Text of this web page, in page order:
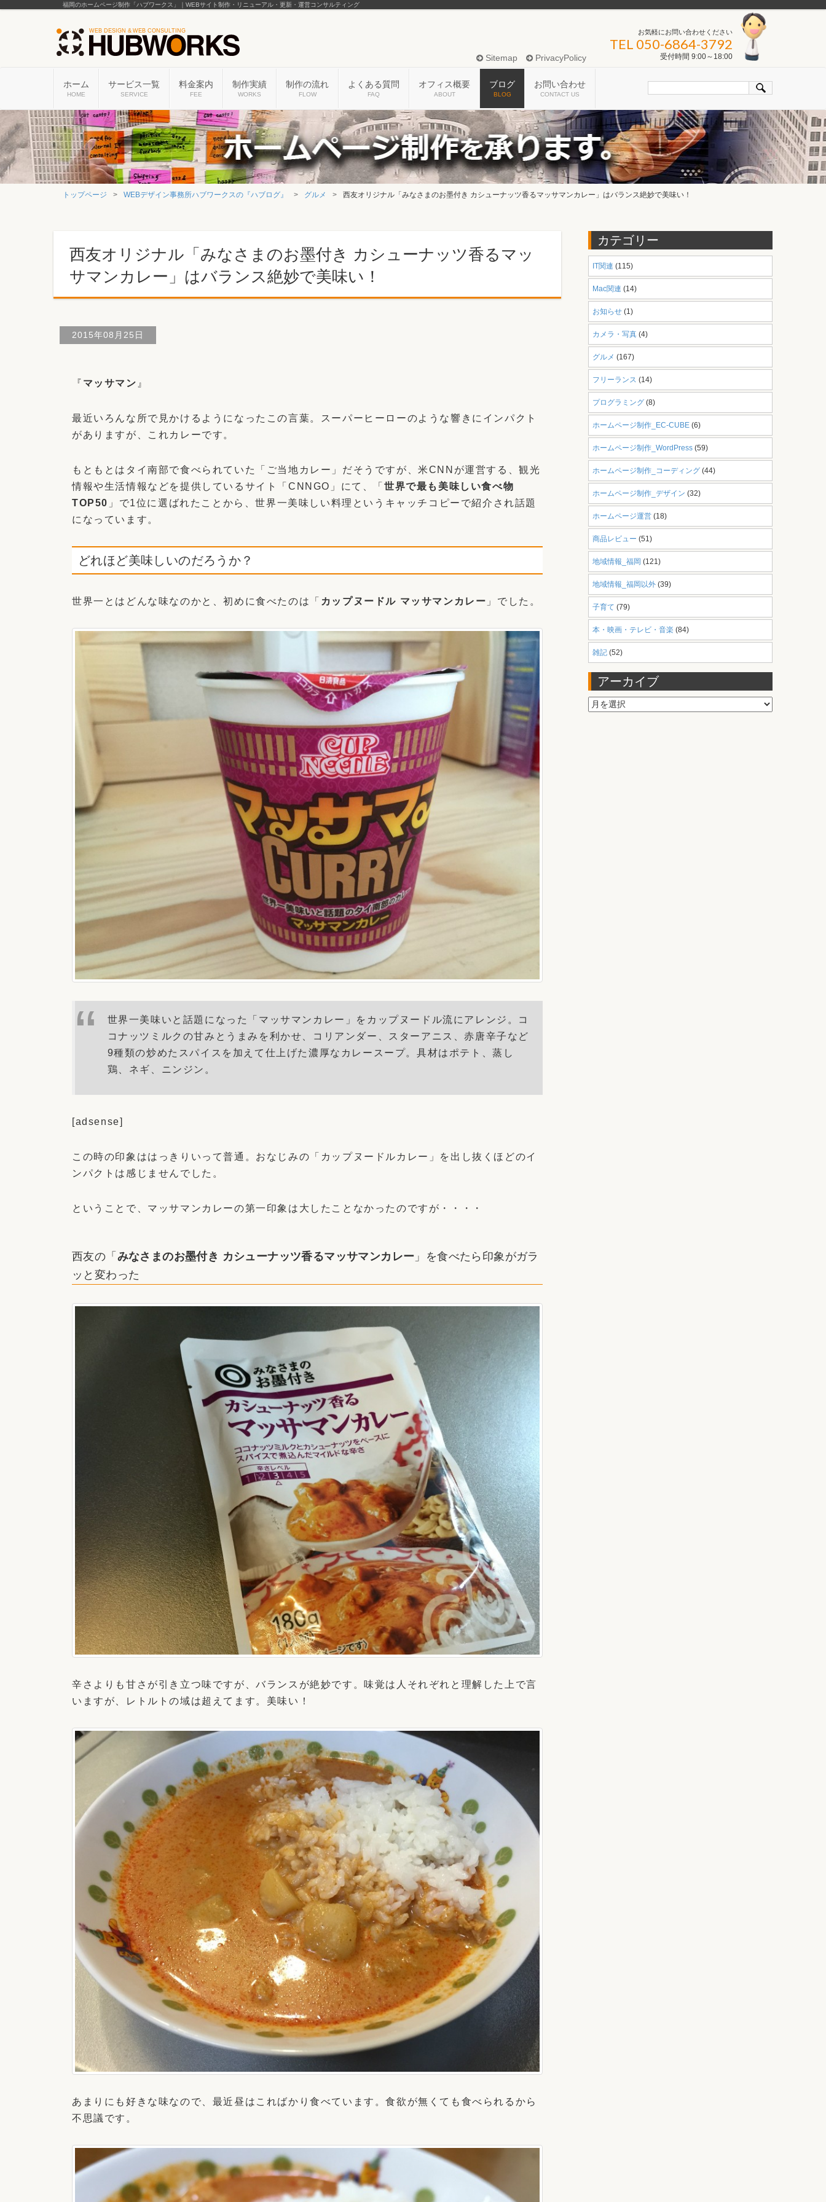
福岡のホームページ制作「ハブワークス」｜WEBサイト制作・リニューアル・更新・運営コンサルティング
Sitemap PrivacyPolicy
お気軽にお問い合わせください
TEL 050-6864-3792
受付時間 9:00～18:00
ホーム
HOME
サービス一覧
SERVICE
料金案内
FEE
制作実績
WORKS
制作の流れ
FLOW
よくある質問
FAQ
オフィス概要
ABOUT
ブログ
BLOG
お問い合わせ
CONTACT US
トップページ WEBデザイン事務所ハブワークスの『ハブログ』 グルメ 西友オリジナル「みなさまのお墨付き カシューナッツ香るマッサマンカレー」はバランス絶妙で美味い！
西友オリジナル「みなさまのお墨付き カシューナッツ香るマッ
サマンカレー」はバランス絶妙で美味い！
2015年08月25日
『 マッサマン 』
最近いろんな所で見かけるようになったこの言葉。スーパーヒーローのような響きにインパクト
がありますが、これカレーです。
もともとはタイ南部で食べられていた「ご当地カレー」だそうですが、米CNNが運営する、観光
情報や生活情報などを提供しているサイト「CNNGO」にて、「 世界で最も美味しい食べ物
TOP50 」で1位に選ばれたことから、世界一美味しい料理というキャッチコピーで紹介され話題
になっています。
どれほど美味しいのだろうか？
世界一とはどんな味なのかと、初めに食べたのは「 カップヌードル マッサマンカレー 」でした。
世界一美味いと話題になった「マッサマンカレー」をカップヌードル流にアレンジ。コ
コナッツミルクの甘みとうまみを利かせ、コリアンダー、スターアニス、赤唐辛子など
9種類の炒めたスパイスを加えて仕上げた濃厚なカレースープ。具材はポテト、蒸し
鶏、ネギ、ニンジン。
[adsense]
この時の印象ははっきりいって普通。おなじみの「カップヌードルカレー」を出し抜くほどのイ
ンパクトは感じませんでした。
ということで、マッサマンカレーの第一印象は大したことなかったのですが・・・・
西友の「 みなさまのお墨付き カシューナッツ香るマッサマンカレー 」を食べたら印象がガラ
ッと変わった
辛さよりも甘さが引き立つ味ですが、バランスが絶妙です。味覚は人それぞれと理解した上で言
いますが、レトルトの域は超えてます。美味い！
あまりにも好きな味なので、最近昼はこればかり食べています。食欲が無くても食べられるから
不思議です。
カテゴリー
IT関連 (115)
Mac関連 (14)
お知らせ(1)
カメラ・写真(4)
グルメ (167)
フリーランス (14)
プログラミング(8)
ホームページ制作_EC-CUBE(6)
ホームページ制作_WordPress(59)
ホームページ制作_コーディング(44)
ホームページ制作_デザイン (32)
ホームページ運営(18)
商品レビュー (51)
地域情報_福岡 (121)
地域情報_福岡以外(39)
子育て (79)
本・映画・テレビ・音楽 (84)
雑記(52)
アーカイブ
ア
ー